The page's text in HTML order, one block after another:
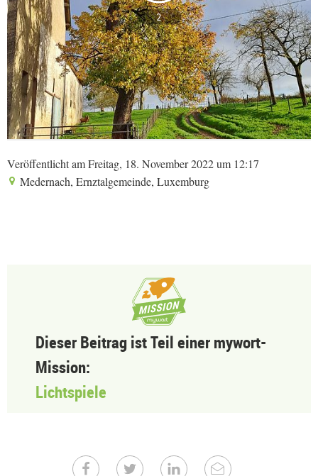
2
Veröffentlicht am Freitag, 18. November 2022 um 12:17
Medernach, Ernztalgemeinde, Luxemburg
Dieser Beitrag ist Teil einer mywort-
Mission:
Lichtspiele